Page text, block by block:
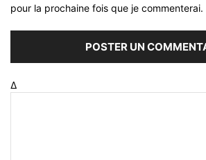
pour la prochaine fois que je commenterai.
Δ